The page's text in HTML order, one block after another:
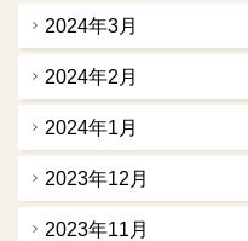
2024年3月
2024年2月
2024年1月
2023年12月
2023年11月